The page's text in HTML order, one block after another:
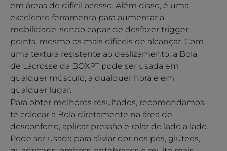
em áreas de difícil acesso. Além disso, é uma
excelente ferramenta para aumentar a
mobilidade, sendo capaz de desfazer trigger
points, mesmo os mais difíceis de alcançar. Com
uma textura resistente ao deslizamento, a Bola
de Lacrosse da BOXPT pode ser usada em
qualquer músculo, a qualquer hora e em
qualquer lugar.
Para obter melhores resultados, recomendamos-
te colocar a Bola diretamente na área de
desconforto, aplicar pressão e rolar de lado a lado.
Pode ser usada para aliviar dor nos pés, glúteos,